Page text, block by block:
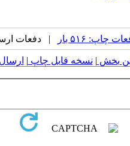
چاپ: ۵۱۶ بار | دفعات ارسال
بخش | نسخه قابل چاپ |